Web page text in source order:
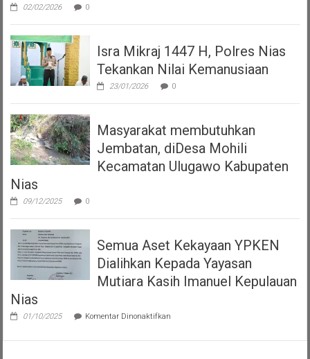
02/02/2026 0
Isra Mikraj 1447 H, Polres Nias
Tekankan Nilai Kemanusiaan
23/01/2026 0
Masyarakat membutuhkan
Jembatan, diDesa Mohili
Kecamatan Ulugawo Kabupaten
Nias
09/12/2025 0
Semua Aset Kekayaan YPKEN
Dialihkan Kepada Yayasan
Mutiara Kasih Imanuel Kepulauan
Nias
01/10/2025 Komentar Dinonaktifkan